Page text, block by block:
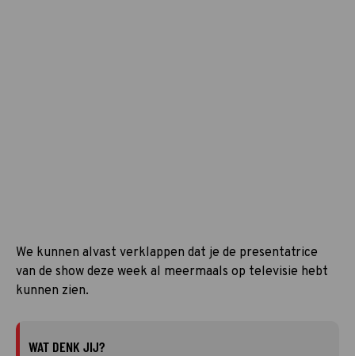
We kunnen alvast verklappen dat je de presentatrice
van de show deze week al meermaals op televisie hebt
kunnen zien.
WAT DENK JIJ?